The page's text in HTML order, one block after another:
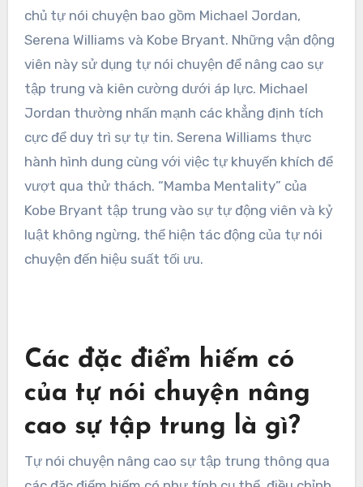
chủ tự nói chuyện bao gồm Michael Jordan,
Serena Williams và Kobe Bryant. Những vận động
viên này sử dụng tự nói chuyện để nâng cao sự
tập trung và kiên cường dưới áp lực. Michael
Jordan thường nhấn mạnh các khẳng định tích
cực để duy trì sự tự tin. Serena Williams thực
hành hình dung cùng với việc tự khuyến khích để
vượt qua thử thách. “Mamba Mentality” của
Kobe Bryant tập trung vào sự tự động viên và kỷ
luật không ngừng, thể hiện tác động của tự nói
chuyện đến hiệu suất tối ưu.